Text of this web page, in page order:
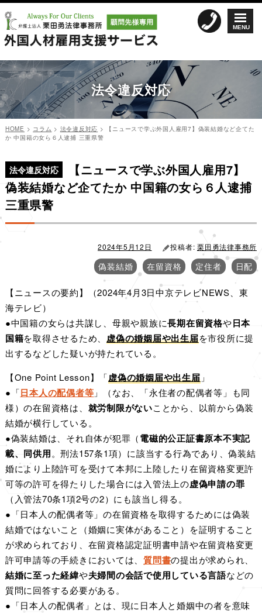
MENU
コ
ン
テ
ン
ツ
へ
ス
キ
ッ
プ
法令違反対応
HOME > コラム > 法令違反対応 >
【ニュースで学ぶ外国人雇用7】偽装結婚など企てた
か 中国籍の女ら６人逮捕 三重県警
法令違反対応
【ニュースで学ぶ外国人雇用7】
偽装結婚など企てたか 中国籍の女ら６人逮捕
三重県警
日:
2024年5月12日 投稿者:栗田勇法律事務所
偽装結婚 在留資格 定住者 日配
【ニュースの要約】（2024年4月3日中京テレビNEWS、東
海テレビ）
●中国籍の女らは共謀し、母親や親族に長期在留資格や日本
国籍を取得させるため、虚偽の婚姻届や出生届を市役所に提
出するなどした疑いが持たれている。
【One Point Lesson】「虚偽の婚姻届や出生届」
●「日本人の配偶者等 」（なお、「永住者の配偶者等」も同
様）の在留資格は、 就労制限がないことから、以前から偽装
結婚が横行している。
●偽装結婚は、それ自体が犯罪（電磁的公正証書原本不実記
載、同供用。刑法157条1項）に該当する行為であり、偽装結
婚により上陸許可を受けて本邦に上陸したり在留資格変更許
可等の許可を得たりした場合には入管法上の虚偽申請の罪
（入管法70条1項2号の2）にも該当し得る。
●「日本人の配偶者等」の在留資格を取得するためには偽装
結婚ではないこと（婚姻に実体があること）を証明すること
が求められており、在留資格認定証明書申請や在留資格変更
許可申請等の手続きにおいては、質問書の提出が求められ、
結婚に至った経緯や夫婦間の会話で使用している言語などの
質問に回答する必要がある。
●「日本人の配偶者」とは、現に日本人と婚姻中の者を意味
ゴ
リ
ー
稿
ナ
ビ
ゲ